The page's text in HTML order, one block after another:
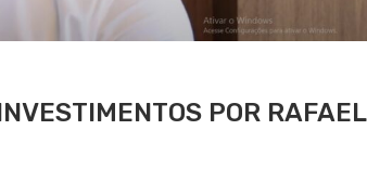
POR RAFAEL